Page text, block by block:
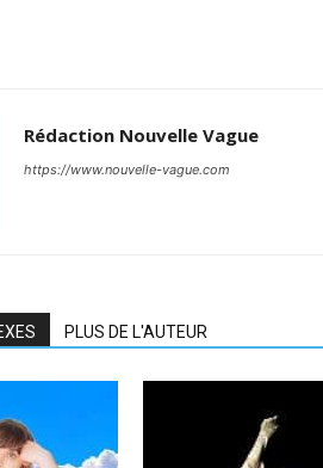
Rédaction Nouvelle Vague
https://www.nouvelle-vague.com
PLUS DE L'AUTEUR